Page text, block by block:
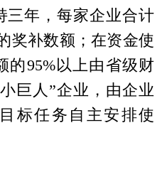
三年，每家企业合计
奖补数额；在资金使
的95%以上由省级财
巨人”企业，由企业
标任务自主安排使